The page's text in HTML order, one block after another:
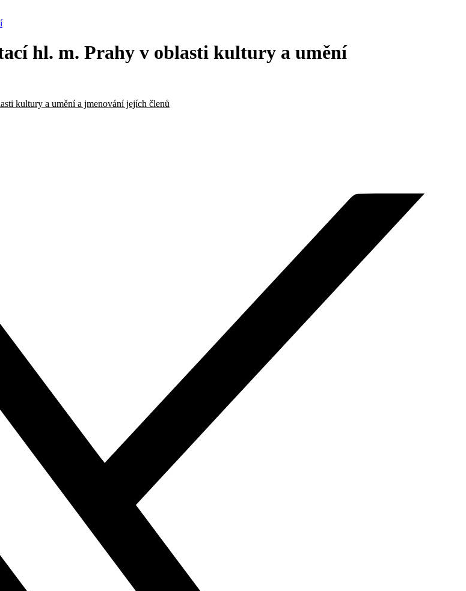
hl. m. Prahy v oblasti kultury a umění
kultury a umění a jmenování jejích členů